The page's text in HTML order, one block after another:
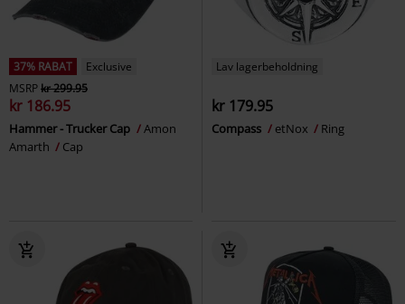
37% RABAT
Exclusive
MSRPkr 299.95
kr 186.95
Hammer - Trucker Cap
Amon
Amarth
Cap
Lav lagerbeholdning
kr 179.95
Compass etNox Ring